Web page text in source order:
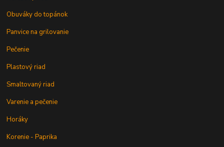
Obuváky do topánok
Panvice na grilovanie
Pečenie
Plastový riad
Smaltovaný riad
Varenie a pečenie
Horáky
Korenie - Paprika